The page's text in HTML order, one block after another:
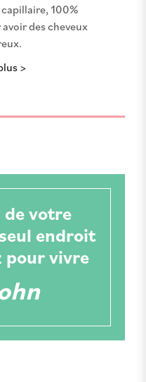
100%
des cheveux
de votre
endroit
pour vivre